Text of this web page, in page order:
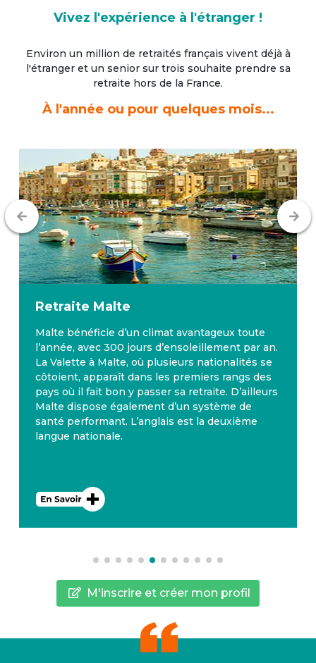
Vivez l'expérience à l'étranger !
Environ un million de retraités français vivent déjà à
l'étrangeret un senior sur trois souhaite prendre sa
retraite hors de la France.
À l'année ou pour quelques mois...
Retraite Malte
Malte bénéficie d’un climat avantageux toute
l’année, avec 300 jours d’ensoleillement par an.
La Valette à Malte, où plusieurs nationalités se
côtoient, apparaît dans les premiers rangs des
pays où il fait bon y passer sa retraite. D’ailleurs
Malte dispose également d’un système de
santé performant. L’anglais est la deuxième
langue nationale.
M'inscrire et créer mon profil